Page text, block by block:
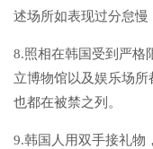
述场所如表现过分怠慢
8.照相在韩国受到严格
立博物馆以及娱乐场
也都在被禁之列。
9.韩国人用双手接礼物